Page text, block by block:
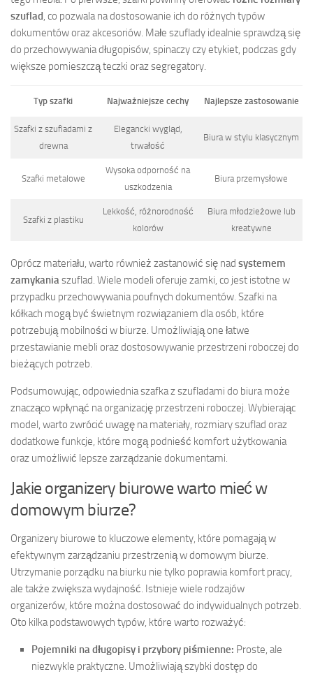
szuflad, co pozwala na dostosowanie ich do różnych typów
dokumentów oraz akcesoriów. Małe szuflady idealnie sprawdzą się
do przechowywania długopisów, spinaczy czy etykiet, podczas gdy
większe pomieszczą teczki oraz segregatory.
Typ szafki Najważniejsze cechy Najlepsze zastosowanie
Szafki z szufladami z
drewna
Elegancki wygląd,
trwałość
Biura w stylu klasycznym
Szafki metalowe
Wysoka odporność na
uszkodzenia
Biura przemysłowe
Szafki z plastiku
Lekkość, różnorodność
kolorów
Biura młodzieżowe lub
kreatywne
Oprócz materiału, warto również zastanowić się nad systemem
zamykaniaszuflad. Wiele modeli oferuje zamki, co jest istotne w
przypadku przechowywania poufnych dokumentów. Szafki na
kółkach mogą być świetnym rozwiązaniem dla osób, które
potrzebują mobilności w biurze. Umożliwiają one łatwe
przestawianie mebli oraz dostosowywanie przestrzeni roboczej do
bieżących potrzeb.
Podsumowując, odpowiednia szafka z szufladami do biura może
znacząco wpłynąć na organizację przestrzeni roboczej. Wybierając
model, warto zwrócić uwagę na materiały, rozmiary szuflad oraz
dodatkowe funkcje, które mogą podnieść komfort użytkowania
oraz umożliwić lepsze zarządzanie dokumentami.
Jakie organizery biurowe warto mieć w
domowym biurze?
Organizery biurowe to kluczowe elementy, które pomagają w
efektywnym zarządzaniu przestrzenią w domowym biurze.
Utrzymanie porządku na biurku nie tylko poprawia komfort pracy,
ale także zwiększa wydajność. Istnieje wiele rodzajów
organizerów, które można dostosować do indywidualnych potrzeb.
Oto kilka podstawowych typów, które warto rozważyć:
Pojemniki na długopisy i przybory piśmienne: Proste, ale
niezwykle praktyczne. Umożliwiają szybki dostęp do